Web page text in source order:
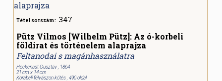
Tétel sorszám: 347
Pütz Vilmos [Wilhelm Pütz]: Az ó-korbeli
földirat és történelem alaprajza
Feltanodai s magánhasználatra
Heckenast Gusztáv , 1864
21 cm x 14 cm
Korabeli félvászon kötés , 490 oldal